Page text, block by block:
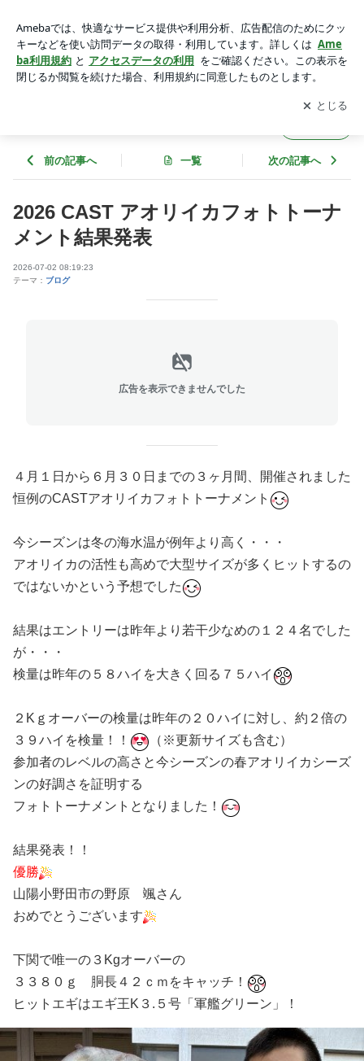
シングプロショップ キャスト
アプリをダウンロードして ブログの更新通知
を受け取りまし
ょう。
開く
前の記事へ 一覧 次の記事へ
2026 CAST アオリイカフォトトーナ
メント結果発表
2026-07-02 08:19:23
テーマ： ブログ
広告を表示できませんでした
４月１日から６月３０日までの３ヶ月間、開催されました
恒例のCASTアオリイカフォトトーナメント
今シーズンは冬の海水温が例年より高く・・・
アオリイカの活性も高めで大型サイズが多くヒットするの
ではないかという予想でした
結果はエントリーは昨年より若干少なめの１２４名でした
が・・・
検量は昨年の５８ハイを大きく回る７５ハイ
２Kｇオーバーの検量は昨年の２０ハイに対し、約２倍の
３９ハイを検量！！
（※更新サイズも含む）
参加者のレベルの高さと今シーズンの春アオリイカシーズ
ンの好調さを証明する
フォトトーナメントとなりました！
結果発表！！
優勝
山陽小野田市の野原 颯さん
おめでとうございます
下関で唯一の３Kgオーバーの
３３８０ｇ 胴長４２ｃｍをキャッチ！
ヒットエギはエギ王K３.５号「軍艦グリーン」！